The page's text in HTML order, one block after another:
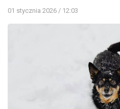
01 stycznia 2026 / 12:03